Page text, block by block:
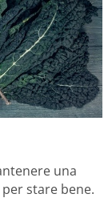
una
stare bene.